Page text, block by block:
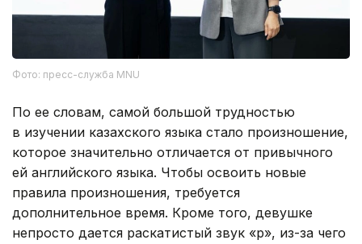
Фото: пресс-служба MNU
По ее словам, самой большой трудностью
в изучении казахского языка стало произношение,
которое значительно отличается от привычного
ей английского языка. Чтобы освоить новые
правила произношения, требуется
дополнительное время. Кроме того, девушке
непросто дается раскатистый звук «р», из-за чего